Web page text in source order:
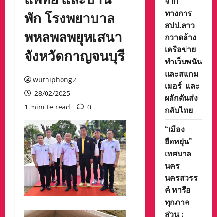
พัก โรงพยาบาล
พหลพลพยุหเสนา
จังหวัดกาญจนบุรี
wuthiphong2
28/02/2025
1 minute read
0
ทางการ
สปป.ลาว
กวาดล้าง
เครือข่าย
ทำเว็บพนัน
และสแกม
เมอร์ และ
ผลักดันส่ง
กลับไทย
“เมือง
ยืดหยุ่น”
เทศบาล
นคร
นครสวรร
ค์ หารือ
ทุกภาค
ส่วน :